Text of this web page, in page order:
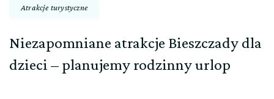
Atrakcje turystyczne
Niezapomniane atrakcje Bieszczady dla
dzieci – planujemy rodzinny urlop